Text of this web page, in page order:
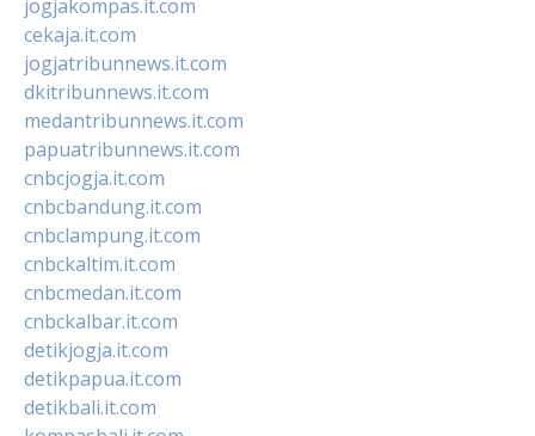
jogjakompas.it.com
cekaja.it.com
jogjatribunnews.it.com
dkitribunnews.it.com
medantribunnews.it.com
papuatribunnews.it.com
cnbcjogja.it.com
cnbcbandung.it.com
cnbclampung.it.com
cnbckaltim.it.com
cnbcmedan.it.com
cnbckalbar.it.com
detikjogja.it.com
detikpapua.it.com
detikbali.it.com